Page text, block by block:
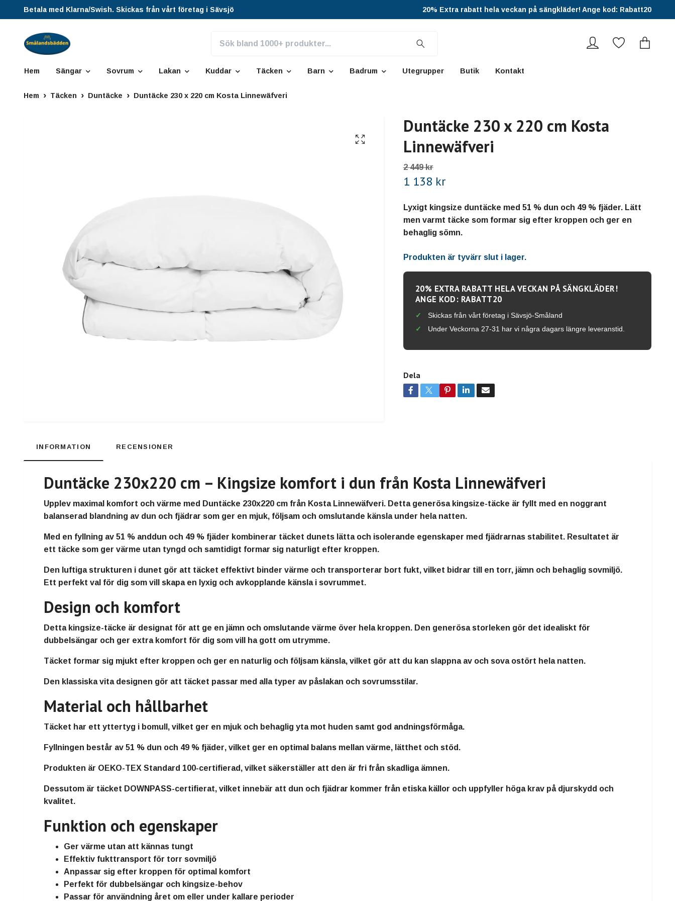
Betala med Klarna/Swish. Skickas från vårt företag i Sävsjö 20% Extra rabatt hela veckan på sängkläder! Ange kod: Rabatt20
Hem Sängar Sovrum Lakan Kuddar Täcken Barn Badrum Utegrupper Butik Kontakt
Hem Täcken Duntäcke Duntäcke 230 x 220 cm Kosta Linnewäfveri
Duntäcke 230 x 220 cm Kosta
Linnewäfveri
2 449 kr
1 138 kr
Lyxigt kingsize duntäcke med 51 % dun och 49 % fjäder. Lätt
men varmt täcke som formar sig efter kroppen och ger en
behaglig sömn.
Produkten är tyvärr slut i lager.
20% EXTRA RABATT HELA VECKAN PÅ SÄNGKLÄDER!
ANGE KOD: RABATT20
Skickas från vårt företag i Sävsjö-Småland
Under Veckorna 27-31 har vi några dagars längre leveranstid.
Dela
INFORMATION RECENSIONER
Duntäcke 230x220 cm – Kingsize komfort i dun från Kosta Linnewäfveri
Upplev maximal komfort och värme med Duntäcke 230x220 cm från Kosta Linnewäfveri. Detta generösa kingsize-täcke är fyllt med en noggrant
balanserad blandning av dun och fjädrar som ger en mjuk, följsam och omslutande känsla under hela natten.
Med en fyllning av 51 % anddun och 49 % fjäder kombinerar täcket dunets lätta och isolerande egenskaper med fjädrarnas stabilitet. Resultatet är
ett täcke som ger värme utan tyngd och samtidigt formar sig naturligt efter kroppen.
Den luftiga strukturen i dunet gör att täcket effektivt binder värme och transporterar bort fukt, vilket bidrar till en torr, jämn och behaglig sovmiljö.
Ett perfekt val för dig som vill skapa en lyxig och avkopplande känsla i sovrummet.
Design och komfort
Detta kingsize-täcke är designat för att ge en jämn och omslutande värme över hela kroppen. Den generösa storleken gör det idealiskt för
dubbelsängar och ger extra komfort för dig som vill ha gott om utrymme.
Täcket formar sig mjukt efter kroppen och ger en naturlig och följsam känsla, vilket gör att du kan slappna av och sova ostört hela natten.
Den klassiska vita designen gör att täcket passar med alla typer av påslakan och sovrumsstilar.
Material och hållbarhet
Täcket har ett yttertyg i bomull , vilket ger en mjuk och behaglig yta mot huden samt god andningsförmåga.
Fyllningen består av 51 % dun och 49 % fjäder, vilket ger en optimal balans mellan värme, lätthet och stöd.
Produkten är OEKO-TEX Standard 100-certifierad , vilket säkerställer att den är fri från skadliga ämnen.
Dessutom är täcket DOWNPASS-certifierat, vilket innebär att dun och fjädrar kommer från etiska källor och uppfyller höga krav på djurskydd och
kvalitet.
Funktion och egenskaper
Ger värme utan att kännas tungt
Effektiv fukttransport för torr sovmiljö
Anpassar sig efter kroppen för optimal komfort
Perfekt för dubbelsängar och kingsize-behov
Passar för användning året om eller under kallare perioder